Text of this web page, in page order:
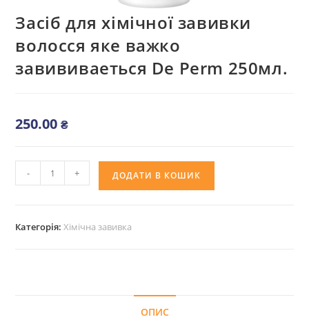
Засіб для хімічної завивки
волосся яке важко
завививаеться De Perm 250мл.
250.00₴
для
завивки
- + ДОДАТИ В КОШИК
Категорія:Хімічна завивка
ОПИС